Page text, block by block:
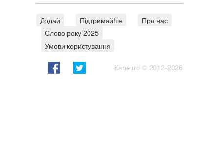
Додай Підтримай!те
Про нас
Слово року 2025
Умови користування
Карешкі © 2012-2026